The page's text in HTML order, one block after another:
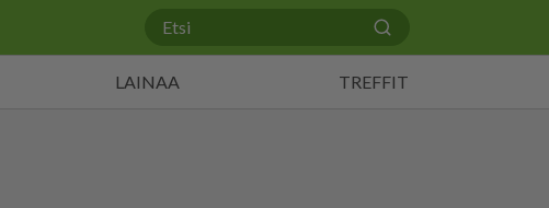
LAINAA TREFFIT